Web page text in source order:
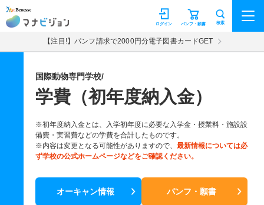
マナビジョン パンフ・願書
ログイン 検索
【注目!】パンフ請求で2000円分電子図書カードGET
国際動物専門学校/
学費（初年度納入金）
※初年度納入金とは、入学初年度に必要な入学金・授業料・施設設
備費・実習費などの学費を合計したものです。
※内容は変更となる可能性がありますので、 最新情報については必
ず学校の公式ホームページなどをご確認ください。
オーキャン情報 パンフ・願書